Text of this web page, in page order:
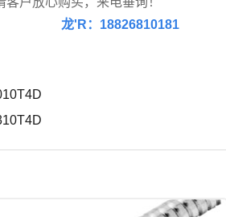
龙'R：18826810181